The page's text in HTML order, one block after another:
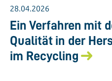
28.04.2026
Ein Verfahren mit
Qualität in der
im Recycling